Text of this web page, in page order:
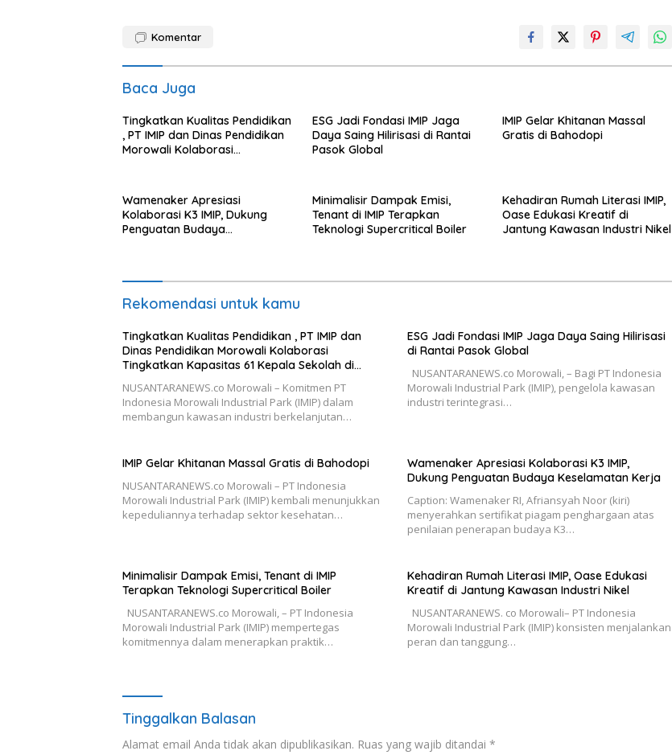
Komentar
Baca Juga
Tingkatkan Kualitas Pendidikan
, PT IMIP dan Dinas Pendidikan
Morowali Kolaborasi
ESG Jadi Fondasi IMIP Jaga
Daya Saing Hilirisasi di Rantai
Pasok Global
IMIP Gelar Khitanan Massal
Gratis di Bahodopi
Wamenaker Apresiasi
Kolaborasi K3 IMIP, Dukung
Penguatan Budaya
Minimalisir Dampak Emisi,
Tenant di IMIP Terapkan
Teknologi Supercritical Boiler
Kehadiran Rumah Literasi IMIP,
Oase Edukasi Kreatif di
Jantung Kawasan Industri Nikel
Rekomendasi untuk kamu
Tingkatkan Kualitas Pendidikan , PT IMIP dan
Dinas Pendidikan Morowali Kolaborasi
Tingkatkan Kapasitas 61 Kepala Sekolah di
NUSANTARANEWS.co Morowali – Komitmen PT
Indonesia Morowali Industrial Park (IMIP) dalam
membangun kawasan industri berkelanjutan…
ESG Jadi Fondasi IMIP Jaga Daya Saing Hilirisasi
di Rantai Pasok Global
NUSANTARANEWS.co Morowali, – Bagi PT Indonesia
Morowali Industrial Park (IMIP), pengelola kawasan
industri terintegrasi…
IMIP Gelar Khitanan Massal Gratis di Bahodopi
NUSANTARANEWS.co Morowali – PT Indonesia
Morowali Industrial Park (IMIP) kembali menunjukkan
kepeduliannya terhadap sektor kesehatan…
Wamenaker Apresiasi Kolaborasi K3 IMIP,
Dukung Penguatan Budaya Keselamatan Kerja
Caption: Wamenaker RI, Afriansyah Noor (kiri)
menyerahkan sertifikat piagam penghargaan atas
penilaian penerapan budaya K3…
Minimalisir Dampak Emisi, Tenant di IMIP
Terapkan Teknologi Supercritical Boiler
NUSANTARANEWS.co Morowali, – PT Indonesia
Morowali Industrial Park (IMIP) mempertegas
komitmennya dalam menerapkan praktik…
Kehadiran Rumah Literasi IMIP, Oase Edukasi
Kreatif di Jantung Kawasan Industri Nikel
NUSANTARANEWS. co Morowali– PT Indonesia
Morowali Industrial Park (IMIP) konsisten menjalankan
peran dan tanggung…
Tinggalkan Balasan
Alamat email Anda tidak akan dipublikasikan. Ruas yang wajib ditandai *